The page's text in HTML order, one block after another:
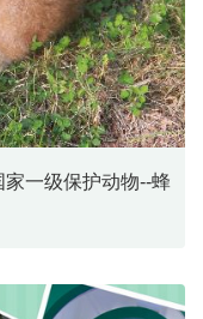
一级保护动物--蜂